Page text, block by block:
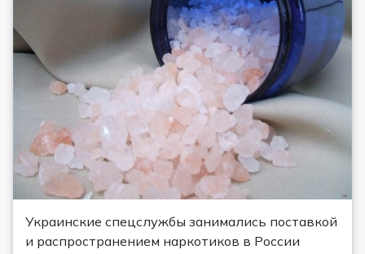
Украинские спецслужбы занимались поставкой
и распространением наркотиков в России